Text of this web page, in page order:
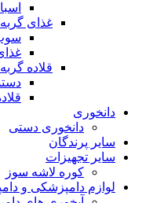
غذای گربه
قلاده
دانخوری
دانخوری دستی
سایر پرندگان
سایر تجهیزات
کوره لاشه سوز
لوازم دامپزشکی و